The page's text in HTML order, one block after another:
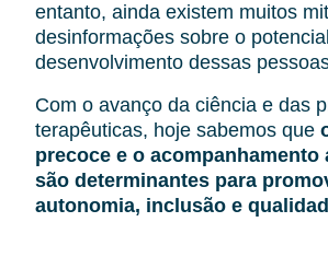
entanto, ainda existem muitos
desinformações sobre o
desenvolvimento dessas
Com o avanço da ciência e das
terapêuticas, hoje sabemos que
precoce e o acompanhamento
são determinantes para
autonomia, inclusão e